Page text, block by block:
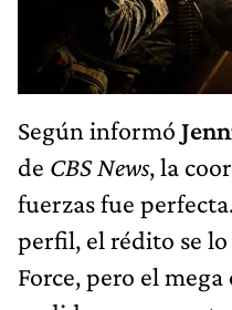
Según informó
de CBS News, la
fuerzas fue
perfil, el rédito se
Force, pero el